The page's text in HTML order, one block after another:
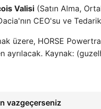
Valisi (Satın Alma,
CEO'su ve
üzere, HORSE
ayrılacak. Kaynak:
vazgeçerseniz